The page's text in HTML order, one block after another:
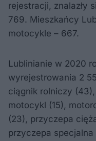
rejestracji, znalazły
769. Mieszkańcy
motocykle – 667.
Lublinianie w 2020
wyrejestrowania 2
ciągnik rolniczy
motocykl (15),
(23), przyczepa
przyczepa